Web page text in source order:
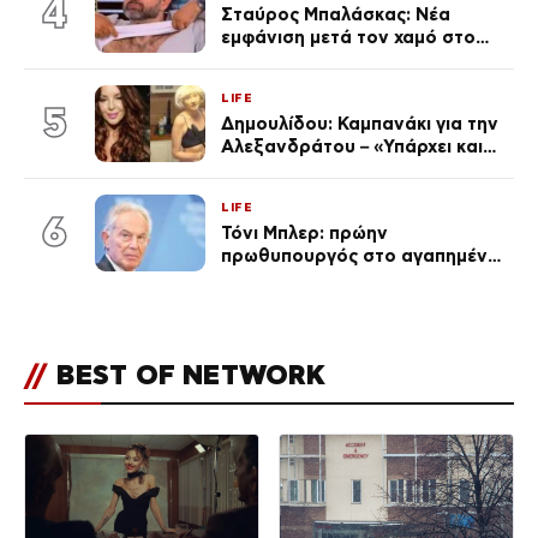
4
Σταύρος Μπαλάσκας: Νέα
εμφάνιση μετά τον χαμό στο
5
LIFE
Δημουλίδου: Καμπανάκι για την
Αλεξανδράτου – «Υπάρχει και
6
LIFE
Τόνι Μπλερ: πρώην
πρωθυπουργός στο αγαπημένο
// BEST OF NETWORK